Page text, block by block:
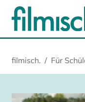
Hauptinhalt
Hauptnavigation
Cookie-
Startseite
filmisch. Für